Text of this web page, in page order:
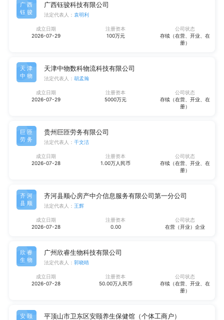
广西
钰骏
广西钰骏科技有限公司
法定代表人： 袁明利
成立日期
2026-07-29
注册资本
100万元
公司状态
存续（在营、开业、在
册）
天津
中物
天津中物数科物流科技有限公司
法定代表人： 胡孟瀚
成立日期
2026-07-29
注册资本
5000万元
公司状态
存续（在营、开业、在
册）
巨匝
劳务
贵州巨匝劳务有限公司
法定代表人： 干文洁
成立日期
2026-07-28
注册资本
1.00万人民币
公司状态
存续（在营、开业、在
册）
齐河
县顺
齐河县顺心房产中介信息服务有限公司第一分公司
法定代表人： 王辉
成立日期
2026-07-28
注册资本
0.00
公司状态
在营（开业）企业
欣睿
生物
广州欣睿生物科技有限公司
法定代表人： 郭晓晴
成立日期
2026-07-28
注册资本
50.00万人民币
公司状态
存续（在营、开业、在
册）
安颐 平顶山市卫东区安颐养生保健馆（个体工商户）